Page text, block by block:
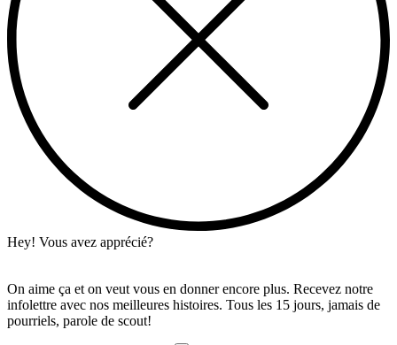
Hey! Vous avez apprécié?
On aime ça et on veut vous en donner encore plus. Recevez notre
infolettre avec nos meilleures histoires. Tous les 15 jours, jamais de
pourriels, parole de scout!